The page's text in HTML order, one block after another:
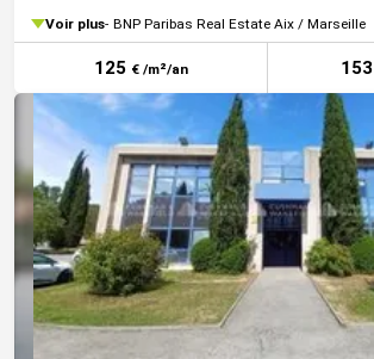
Voir plus BNP Paribas Real Estate Aix / Marseille
125 € /m²/an 153